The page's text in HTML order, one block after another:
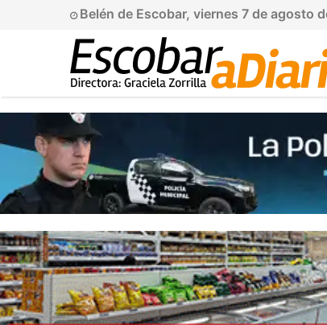
Belén de Escobar, viernes 7 de agosto